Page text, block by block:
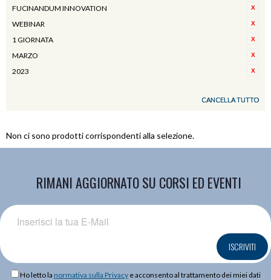
FUCINANDUM INNOVATION
WEBINAR
1 GIORNATA
MARZO
2023
CANCELLA TUTTO
Non ci sono prodotti corrispondenti alla selezione.
RIMANI AGGIORNATO SU CORSI ED EVENTI
ISCRIVITI
Ho letto la normativa sulla Privacye acconsento al trattamento dei miei dati